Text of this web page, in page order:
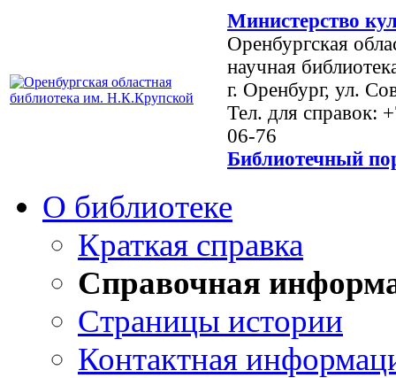
Министерство
Оренбургская
научная
г. Оренбург, ул.
Тел. для справок:
06-76
Библиотечный
О библиотеке
Краткая справка
Справочная
Страницы истории
Контактная